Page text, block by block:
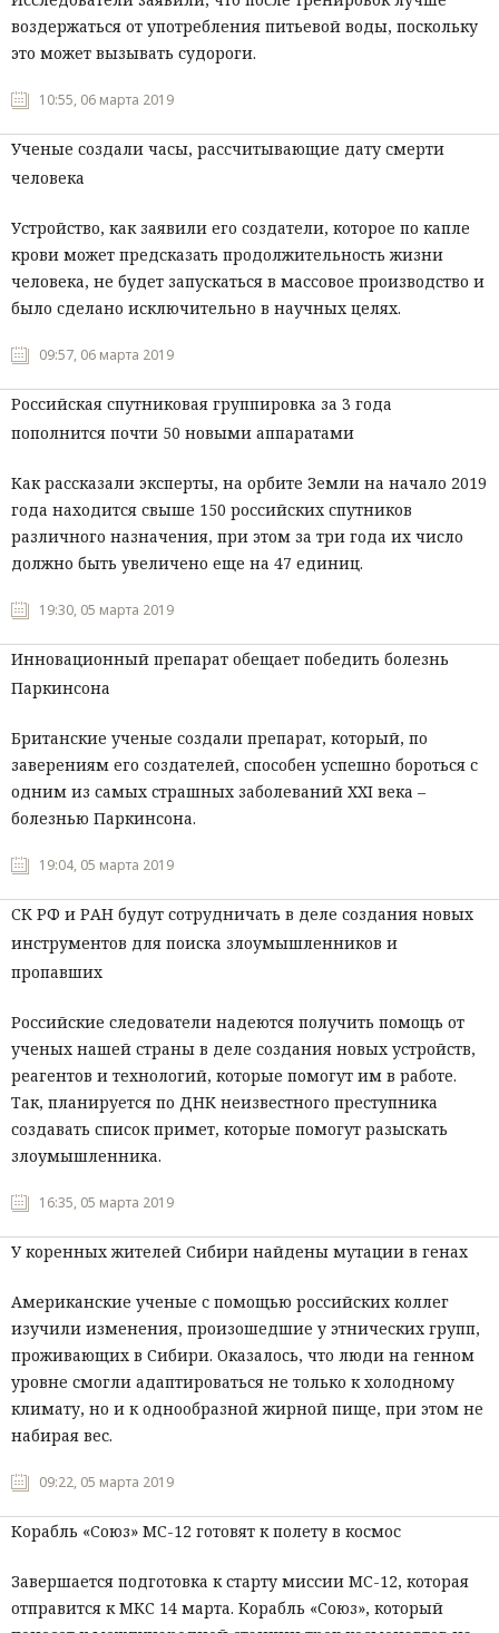
воздержаться от употребления питьевой воды, поскольку
это может вызывать судороги.
10:55, 06 марта 2019
Ученые создали часы, рассчитывающие дату смерти
человека
Устройство, как заявили его создатели, которое по капле
крови может предсказать продолжительность жизни
человека, не будет запускаться в массовое производство и
было сделано исключительно в научных целях.
09:57, 06 марта 2019
Российская спутниковая группировка за 3 года
пополнится почти 50 новыми аппаратами
Как рассказали эксперты, на орбите Земли на начало 2019
года находится свыше 150 российских спутников
различного назначения, при этом за три года их число
должно быть увеличено еще на 47 единиц.
19:30, 05 марта 2019
Инновационный препарат обещает победить болезнь
Паркинсона
Британские ученые создали препарат, который, по
заверениям его создателей, способен успешно бороться с
одним из самых страшных заболеваний XXI века –
болезнью Паркинсона.
19:04, 05 марта 2019
СК РФ и РАН будут сотрудничать в деле создания новых
инструментов для поиска злоумышленников и
пропавших
Российские следователи надеются получить помощь от
ученых нашей страны в деле создания новых устройств,
реагентов и технологий, которые помогут им в работе.
Так, планируется по ДНК неизвестного преступника
создавать список примет, которые помогут разыскать
злоумышленника.
16:35, 05 марта 2019
У коренных жителей Сибири найдены мутации в генах
Американские ученые с помощью российских коллег
изучили изменения, произошедшие у этнических групп,
проживающих в Сибири. Оказалось, что люди на генном
уровне смогли адаптироваться не только к холодному
климату, но и к однообразной жирной пище, при этом не
набирая вес.
09:22, 05 марта 2019
Корабль «Союз» МС-12 готовят к полету в космос
Завершается подготовка к старту миссии МС-12, которая
отправится к МКС 14 марта. Корабль «Союз», который